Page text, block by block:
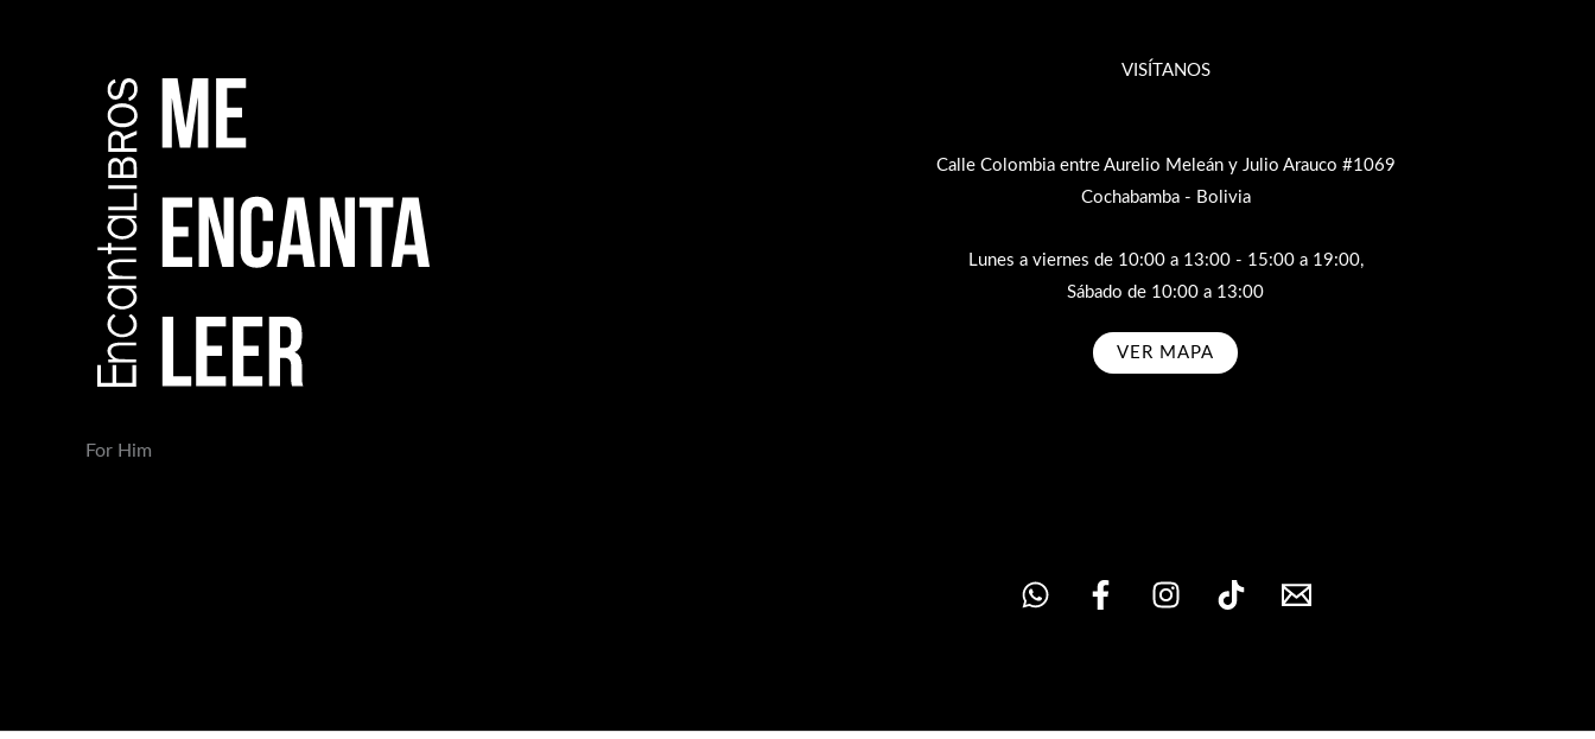
For Him
VISÍTANOS
Calle Colombia entre Aurelio Meleán y Julio Arauco #1069
Cochabamba - Bolivia
Lunes a viernes de 10:00 a 13:00 - 15:00 a 19:00,
Sábado de 10:00 a 13:00
VER MAPA